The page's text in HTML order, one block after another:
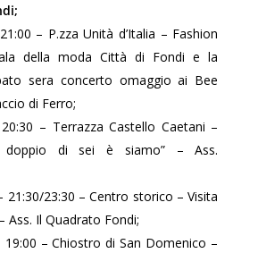
– P.zza Unità d’Italia – Fashion
della moda Città di Fondi e la
sera concerto omaggio ai Bee
di Ferro;
– Terrazza Castello Caetani –
doppio di sei è siamo” – Ass.
21:30/23:30 – Centro storico – Visita
Ass. Il Quadrato Fondi;
– Chiostro di San Domenico –